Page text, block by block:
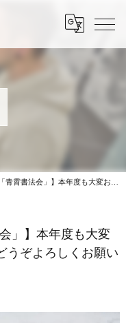
も大変お世話になりました!!来年もどうぞよろしくお願いいたします。
」】本年度も大変
うぞよろしくお願い